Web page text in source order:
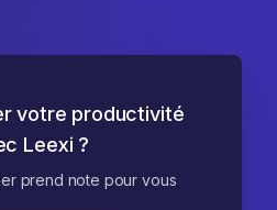
votre productivité
Leexi ?
prend note pour vous